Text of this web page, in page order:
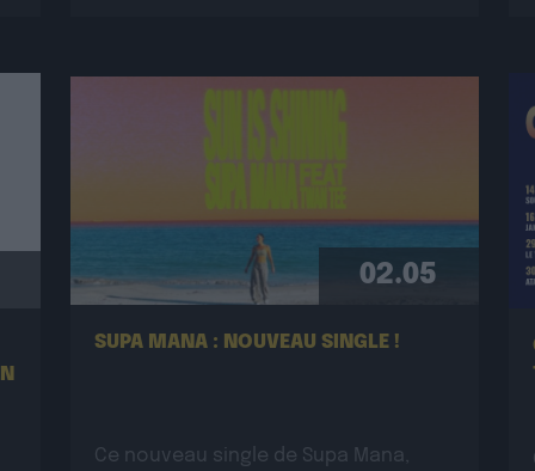
02.05
SUPA MANA : NOUVEAU SINGLE !
Ce nouveau single de Supa Mana,